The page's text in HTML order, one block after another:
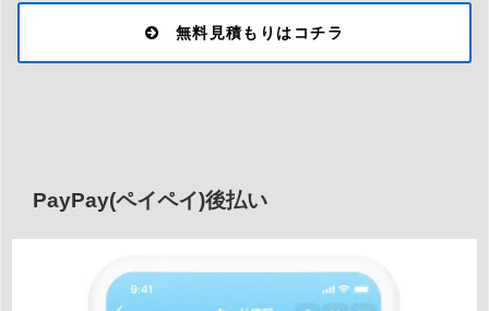
無料見積もりはコチラ
PayPay(ペイペイ)後払い